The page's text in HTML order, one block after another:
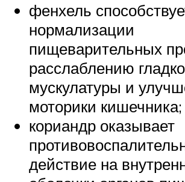
фенхель
нормализации
пищеварительных
расслаблению
мускулатуры и
моторики кишечника;
кориандр оказывает
действие на